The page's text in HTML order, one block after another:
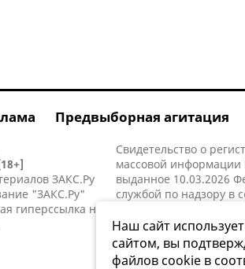
Предвыборная агитация
ЗАКС.Ру
"ЗАКС.Ру"
гиперссылка на
Свидетельство о
массовой
выданное 10.03.2026
службой по надзору в
коммуникаций
Наш сайт
сайтом, вы
файлов cookie в